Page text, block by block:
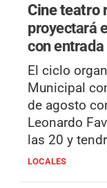
Cine teatro
proyectará
con
El ciclo
Municipal
de agosto
Leonardo
las 20 y
LOCALES